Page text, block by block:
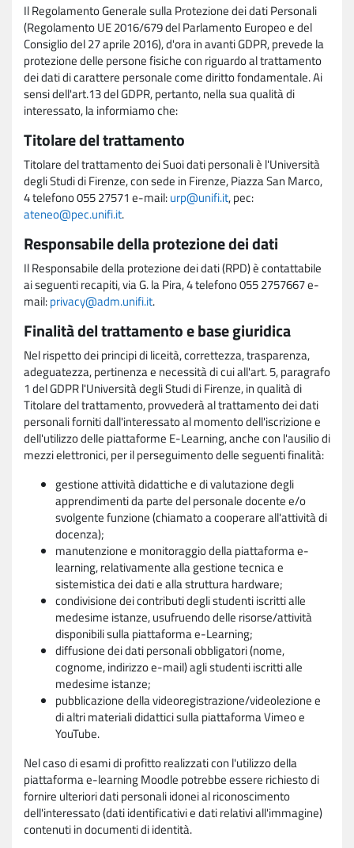
Il Regolamento Generale sulla Protezione dei dati Personali
(Regolamento UE 2016/679 del Parlamento Europeo e del
Consiglio del 27 aprile 2016), d'ora in avanti GDPR, prevede la
protezione delle persone fisiche con riguardo al trattamento
dei dati di carattere personale come diritto fondamentale. Ai
sensi dell'art.13 del GDPR, pertanto, nella sua qualità di
interessato, la informiamo che:
Titolare del trattamento
Titolare del trattamento dei Suoi dati personali è l'Università
degli Studi di Firenze, con sede in Firenze, Piazza San Marco,
4 telefono 055 27571 e-mail:urp@unifi.it, pec:
ateneo@pec.unifi.it.
Responsabile della protezione dei dati
Il Responsabile della protezione dei dati (RPD) è contattabile
ai seguenti recapiti, via G. la Pira, 4 telefono 055 2757667 e-
mail:privacy@adm.unifi.it.
Finalità del trattamento e base giuridica
Nel rispetto dei principi di liceità, correttezza, trasparenza,
adeguatezza, pertinenza e necessità di cui all'art. 5, paragrafo
1 del GDPR l'Università degli Studi di Firenze, in qualità di
Titolare del trattamento, provvederà al trattamento dei dati
personali forniti dall'interessato al momento dell'iscrizione e
dell'utilizzo delle piattaforme E-Learning, anche con l'ausilio di
mezzi elettronici, per il perseguimento delle seguenti finalità:
gestione attività didattiche e di valutazione degli
apprendimenti da parte del personale docente e/o
svolgente funzione (chiamato a cooperare all'attività di
docenza);
manutenzione e monitoraggio della piattaforma e-
learning, relativamente alla gestione tecnica e
sistemistica dei dati e alla struttura hardware;
condivisione dei contributi degli studenti iscritti alle
medesime istanze, usufruendo delle risorse/attività
disponibili sulla piattaforma e-Learning;
diffusione dei dati personali obbligatori (nome,
cognome, indirizzo e-mail) agli studenti iscritti alle
medesime istanze;
pubblicazione della videoregistrazione/videolezione e
di altri materiali didattici sulla piattaforma Vimeo e
YouTube.
Nel caso di esami di profitto realizzati con l'utilizzo della
piattaforma e-learning Moodle potrebbe essere richiesto di
fornire ulteriori dati personali idonei al riconoscimento
dell'interessato (dati identificativi e dati relativi all'immagine)
contenuti in documenti di identità.